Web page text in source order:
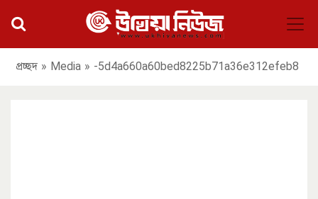
প্রচ্ছদ » Media » -5d4a660a60bed8225b71a36e312efeb8